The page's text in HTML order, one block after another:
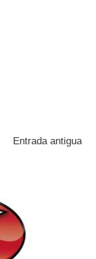
Entrada antigua